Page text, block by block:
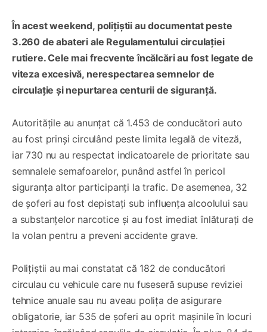
În acest weekend, polițiștii au documentat peste
3.260 de abateri ale Regulamentului circulației
rutiere. Cele mai frecvente încălcări au fost legate de
viteza excesivă, nerespectarea semnelor de
circulație și nepurtarea centurii de siguranță.
Autoritățile au anunțat că 1.453 de conducători auto
au fost prinși circulând peste limita legală de viteză,
iar 730 nu au respectat indicatoarele de prioritate sau
semnalele semafoarelor, punând astfel în pericol
siguranța altor participanți la trafic. De asemenea, 32
de șoferi au fost depistați sub influența alcoolului sau
a substanțelor narcotice și au fost imediat înlăturați de
la volan pentru a preveni accidente grave.
Polițiștii au mai constatat că 182 de conducători
circulau cu vehicule care nu fuseseră supuse reviziei
tehnice anuale sau nu aveau polița de asigurare
obligatorie, iar 535 de șoferi au oprit mașinile în locuri